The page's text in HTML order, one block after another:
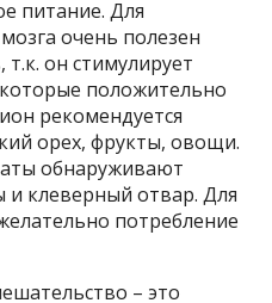
питание. Для
очень полезен
он стимулирует
положительно
рекомендуется
орех, фрукты, овощи.
обнаруживают
и клеверный отвар. Для
потребление
– это